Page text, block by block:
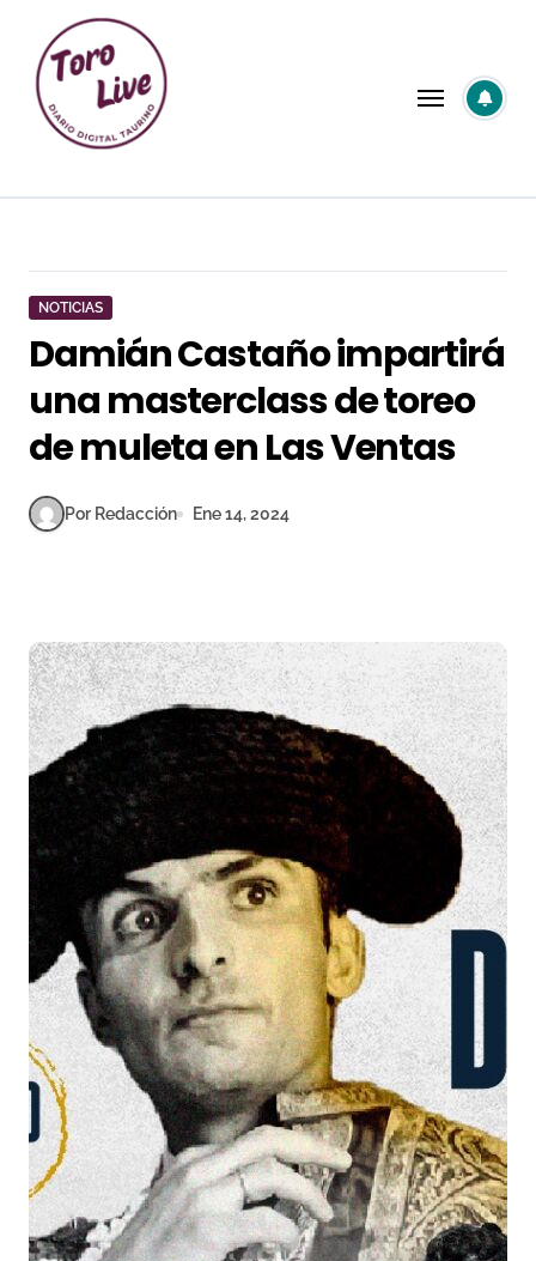
contenido
NOTICIAS
Damián Castaño impartirá
una masterclass de toreo
de muleta en Las Ventas
Por Redacción Ene 14, 2024